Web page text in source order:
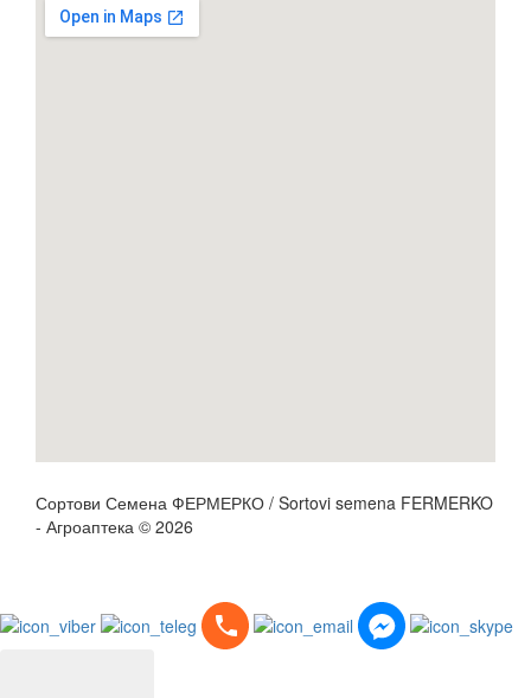
Сортови Семена ФЕРМЕРКО / Sortovi semena FERMERKO
- Агроаптека © 2026